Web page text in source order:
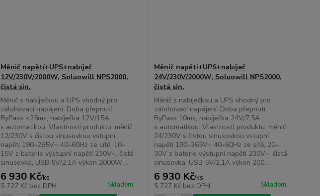
Měnič napětí+UPS+nabíječ
12V/230V/2000W, Soluowill NPS2000,
čistá sin.
Měnič s nabíječkou a UPS vhodný pro
zálohovací napájení. Doba přepnutí
ByPass <25ms, nabíječka 12V/15A
s automatikou. Vlastnosti produktu: měnič
12/230V s čistou sinusovkou vstupní
napětí 190–265V~ 40–60Hz ze sítě, 10–
15V z baterie výstupní napětí 230V~, čistá
sinusovka, USB 5V/2,1A výkon 2000W ...
6 930 Kč/ks
5 727 Kč bez DPH Skladem
Měnič napětí+UPS+nabíječ
24V/230V/2000W, Soluowill NPS2000,
čistá sin.
Měnič s nabíječkou a UPS vhodný pro
zálohovací napájení. Doba přepnutí
ByPass 10ms, nabíječka 24V/7,5A
s automatikou. Vlastnosti produktu: měnič
24/230V s čistou sinusovkou vstupní
napětí 190–265V~ 40–60Hz ze sítě, 20–
30V z baterie výstupní napětí 230V~, čistá
sinusovka, USB 5V/2,1A výkon 200...
6 930 Kč/ks
5 727 Kč bez DPH Skladem